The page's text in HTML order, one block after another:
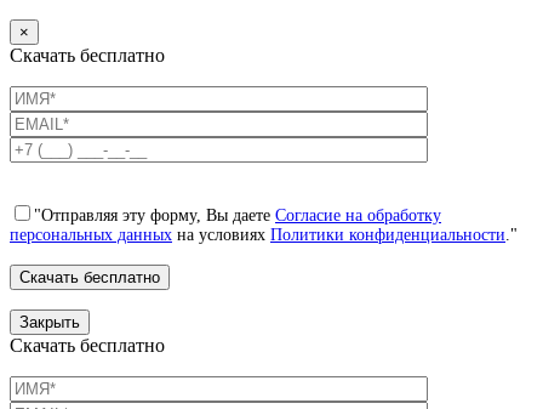
×
Скачать бесплатно
"Отправляя эту форму, Вы даете Согласие на обработку
персональных данных на условиях Политики конфиденциальности ."
Закрыть
Скачать бесплатно